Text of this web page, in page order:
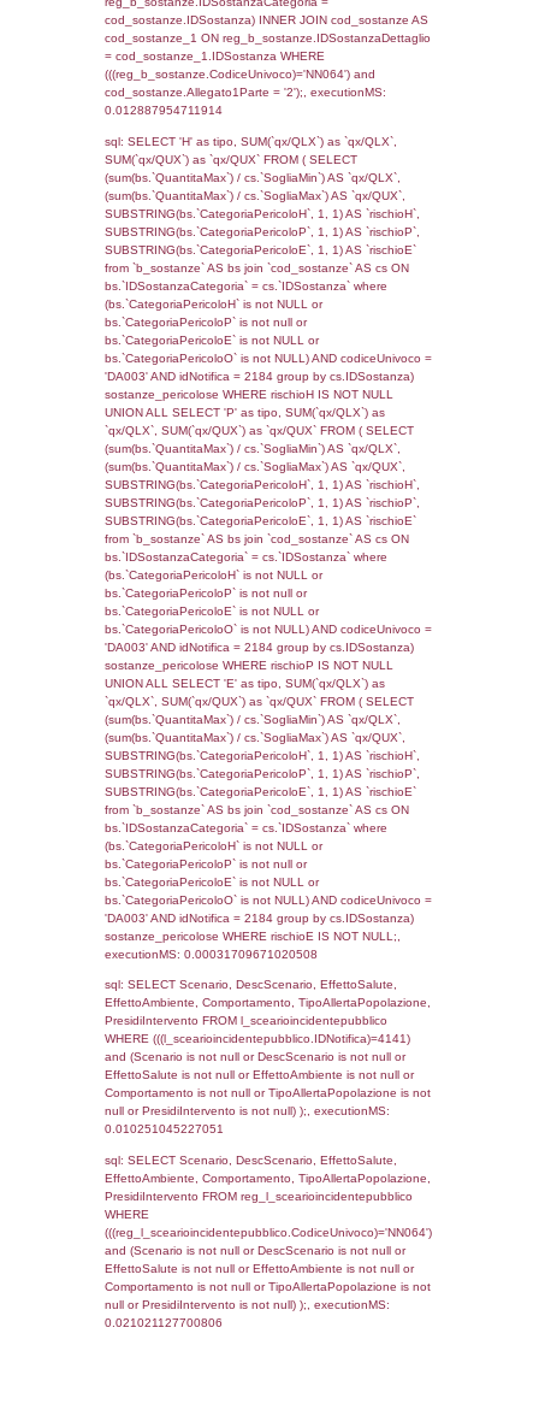
cod_territori_tipologia.IDTipologiaTerritorio)
(f_territori_limitrofi.IDTipoTerritorio =
cod_territori_tipologia.IDTerritorioTP)
(((f_territori_limitrofi.IDNotifica)=4141) AND
((f_territori_limitrofi.IDTipoTerritorio)=7)),
0.068209171295166
sql: SELECT
reg_f_territori_limitrofi.Direzione,
reg_f_territori_limitrofi.Denominazione,
_limitrofi.DescAltro FROM
JOIN cod_territori_tipologia ON
(reg_f_territori_limitrofi.IDTipologiaTerritorio =
cod_territori_tipologia.IDTipologiaTerritorio)
(reg_f_territori_limitrofi.IDTipoTerritorio =
cod_territori_tipologia.IDTerritorioTP)
0.018880844116211
sql: SELECT f_territori_limitrofi.Distanza,
f_territori_limitrofi.Direzione,
f_territori_limitrofi.Denominazione,
rofi.DescAltro FROM f_territori_limitrofi
cod_territori_tipologia ON
(f_territori_limitrofi.IDTipologiaTerritorio =
cod_territori_tipologia.IDTipologiaTerritorio)
(f_territori_limitrofi.IDTipoTerritorio =
cod_territori_tipologia.IDTerritorioTP)
(((f_territori_limitrofi.IDNotifica)=4141) AND
((f_territori_limitrofi.IDTipoTerritorio)=8)),
0.068122863769531
sql: SELECT
reg_f_territori_limitrofi.Direzione,
reg_f_territori_limitrofi.Denominazione,
_limitrofi.DescAltro FROM
JOIN cod_territori_tipologia ON
(reg_f_territori_limitrofi.IDTipologiaTerritorio =
(reg_f_territori_limitrofi.IDTipoTerritorio =
cod_territori_tipologia.IDTerritorioTP)
0.018702030181885